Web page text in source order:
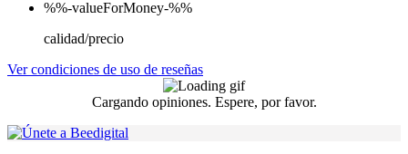
%%-valueForMoney-%%
calidad/precio
Ver condiciones de uso de reseñas
Cargando opiniones. Espere, por favor.